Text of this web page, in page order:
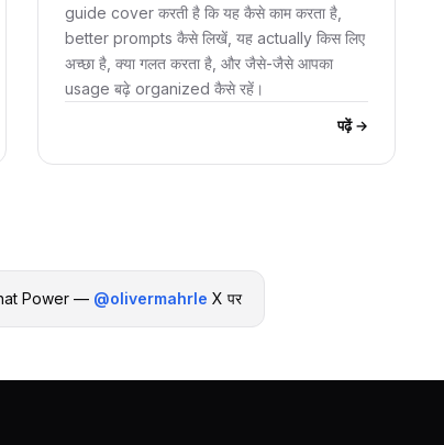
guide cover करती है कि यह कैसे काम करता है,
better prompts कैसे लिखें, यह actually किस लिए
अच्छा है, क्या गलत करता है, और जैसे-जैसे आपका
usage बढ़े organized कैसे रहें।
पढ़ें →
Power — @olivermahrle X पर